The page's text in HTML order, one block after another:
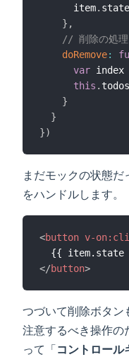
      item
. state
} ,
// 削除の処理
doRemove:
var index
this . todos
}
}
})
まだモックの状態だ
をハンドルします。
<button v-on:
</button>
つづいて削除ボタン
注意するべき操作の
って「コントロール